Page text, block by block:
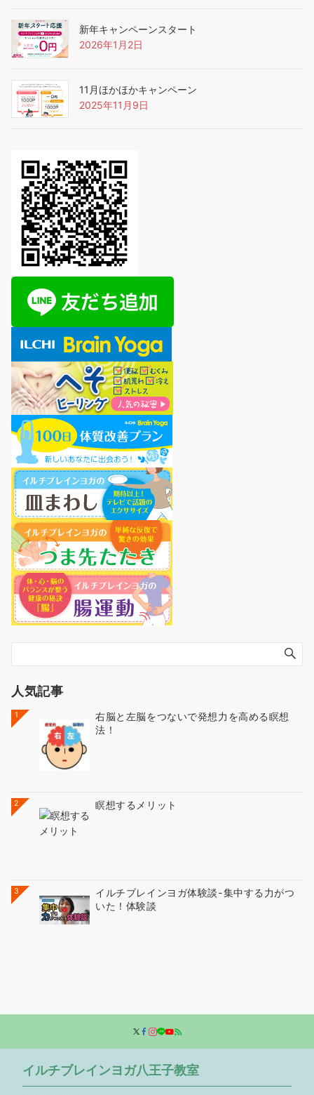
新年キャンペーンスタート
2026年1月2日
11月ほかほかキャンペーン
2025年11月9日
人気記事
1
右脳と左脳をつないで発想力を高める瞑想
法！
2 瞑想するメリット
3
イルチブレインヨガ体験談-集中する力がつ
いた！体験談
イルチブレインヨガ八王子教室